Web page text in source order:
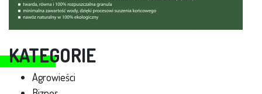
KATEGORIE
Agrowieści